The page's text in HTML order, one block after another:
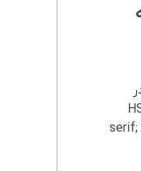
serif;